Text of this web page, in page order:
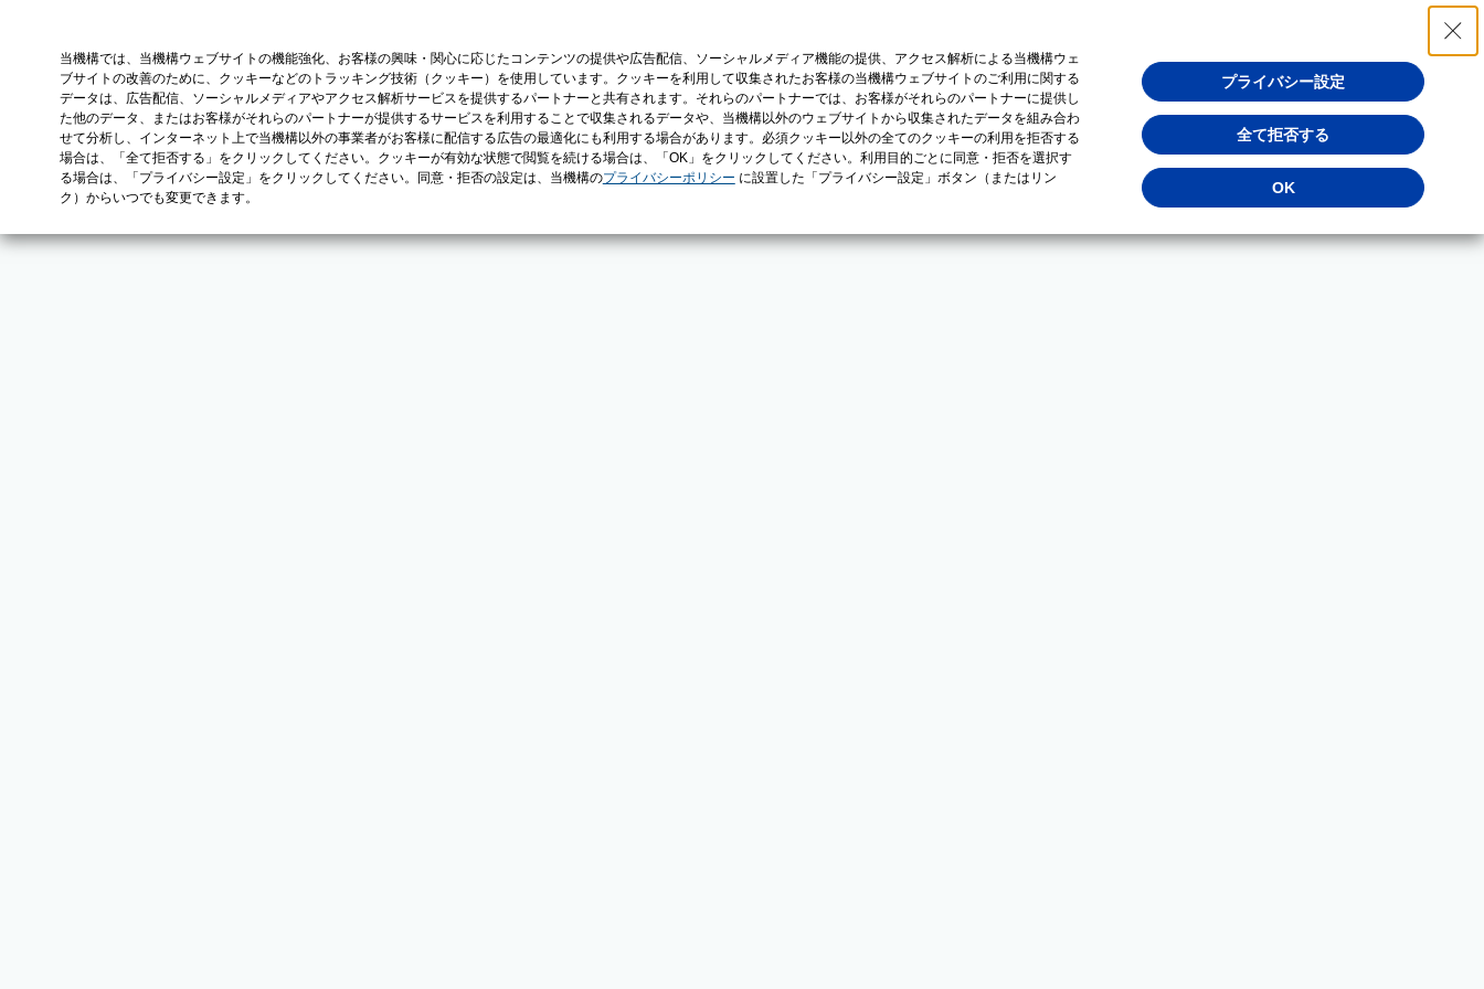
当機構では、当機構ウェブサイトの機能強化、お客様の興味・関心に応じたコンテンツの提供や広告配信、ソーシャルメディア機能の提供、アクセス解析による当機構ウェ
ブサイトの改善のために、クッキーなどのトラッキング技術（クッキー）を使用しています。クッキーを利用して収集されたお客様の当機構ウェブサイトのご利用に関する
データは、広告配信、ソーシャルメディアやアクセス解析サービスを提供するパートナーと共有されます。それらのパートナーでは、お客様がそれらのパートナーに提供し
た他のデータ、またはお客様がそれらのパートナーが提供するサービスを利用することで収集されるデータや、当機構以外のウェブサイトから収集されたデータを組み合わ
せて分析し、インターネット上で当機構以外の事業者がお客様に配信する広告の最適化にも利用する場合があります。必須クッキー以外の全てのクッキーの利用を拒否する
場合は、「全て拒否する」をクリックしてください。クッキーが有効な状態で閲覧を続ける場合は、「OK」をクリックしてください。利用目的ごとに同意・拒否を選択す
る場合は、「プライバシー設定」をクリックしてください。同意・拒否の設定は、当機構のプライバシーポリシー に設置した「プライバシー設定」ボタン（またはリン
ク）からいつでも変更できます。
プライバシー設定
全て拒否する
OK